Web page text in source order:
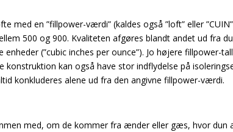
med en ”fillpower-værdi” (kaldes også ”loft” eller
500 og 900. Kvaliteten afgøres blandt andet ud fra
(”cubic inches per ounce”). Jo højere fillpower-
kan også have stor indflydelse på
konkluderes alene ud fra den angivne fillpower-værdi.
med, om de kommer fra ænder eller gæs, hvor dun